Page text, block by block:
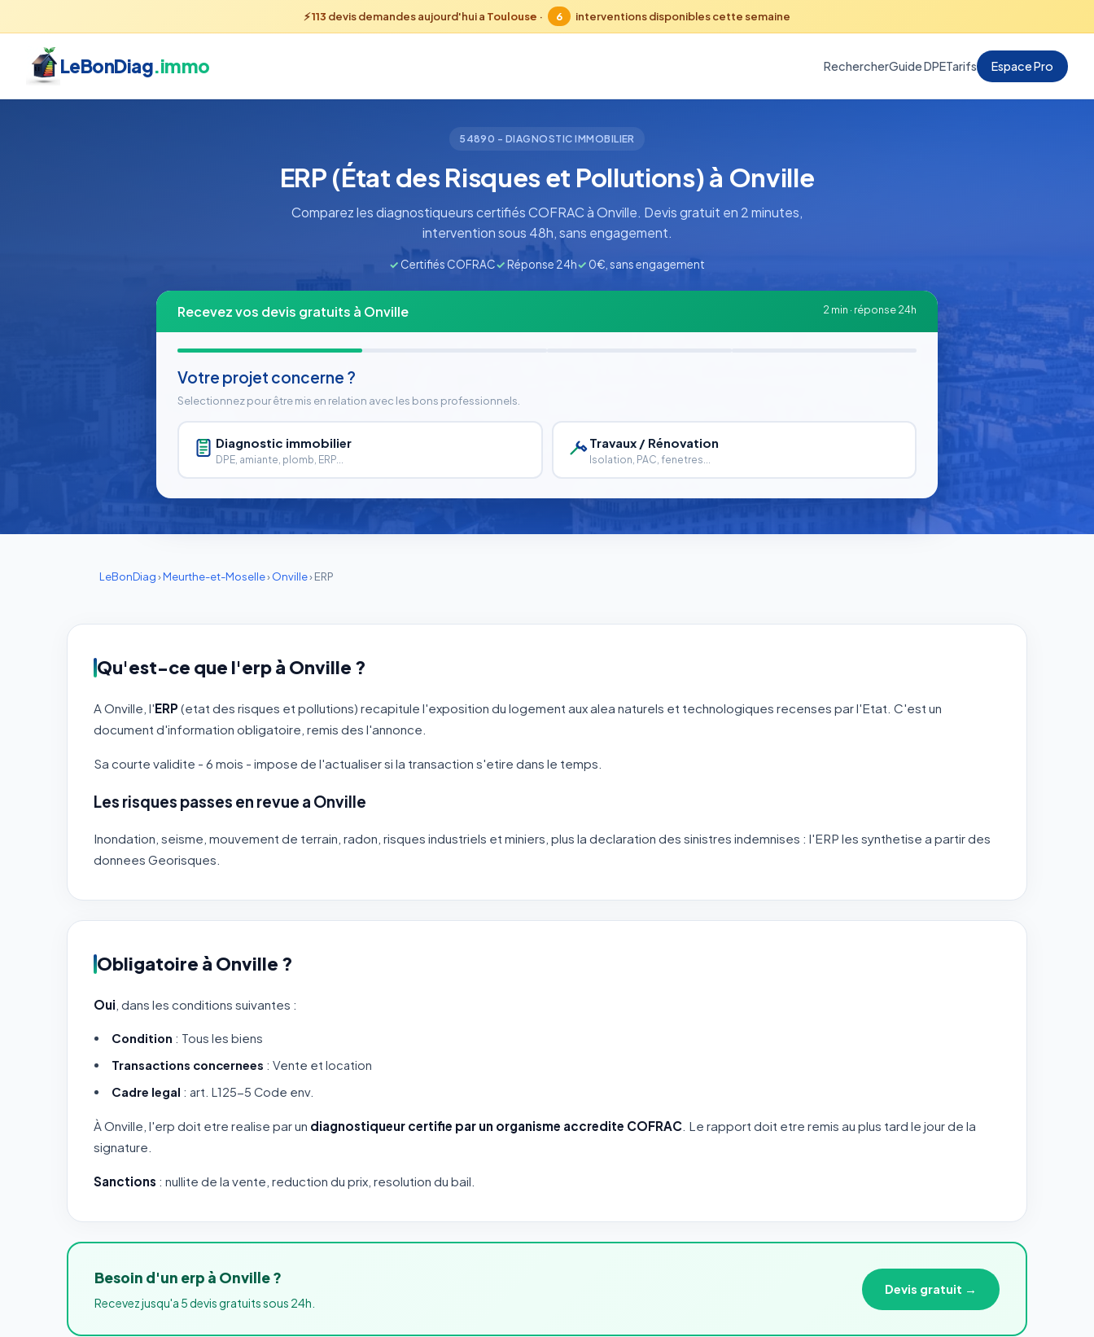
⚡113 devis demandes aujourd'hui a Toulouse · 6 interventions disponibles cette semaine
LeBonDiag.immo RechercherGuide DPETarifs Espace Pro
54890 - DIAGNOSTIC IMMOBILIER
ERP (État des Risques et Pollutions) à Onville
Comparez les diagnostiqueurs certifiés COFRAC à Onville. Devis gratuit en 2 minutes,
intervention sous 48h, sans engagement.
✓Certifiés COFRAC✓Réponse 24h✓ 0€, sans engagement
Recevez vos devis gratuits à Onville 2 min · réponse 24h
Votre projet concerne ?
Selectionnez pour être mis en relation avec les bons professionnels.
Diagnostic immobilier
DPE, amiante, plomb, ERP...
Travaux / Rénovation
Isolation, PAC, fenetres...
LeBonDiag›Meurthe-et-Moselle›Onville›ERP
Qu'est-ce que l'erp à Onville ?
A Onville, l'ERP (etat des risques et pollutions) recapitule l'exposition du logement aux alea naturels et technologiques recenses par l'Etat. C'est un
document d'information obligatoire, remis des l'annonce.
Sa courte validite - 6 mois - impose de l'actualiser si la transaction s'etire dans le temps.
Les risques passes en revue a Onville
Inondation, seisme, mouvement de terrain, radon, risques industriels et miniers, plus la declaration des sinistres indemnises : l'ERP les synthetise a partir des
donnees Georisques.
Obligatoire à Onville ?
Oui , dans les conditions suivantes :
Condition : Tous les biens
Transactions concernees : Vente et location
Cadre legal : art. L125-5 Code env.
À Onville, l'erp doit etre realise par un diagnostiqueur certifie par un organisme accredite COFRAC . Le rapport doit etre remis au plus tard le jour de la
signature.
Sanctions : nullite de la vente, reduction du prix, resolution du bail.
Besoin d'un erp à Onville ?
Recevez jusqu'a 5 devis gratuits sous 24h.
Devis gratuit →